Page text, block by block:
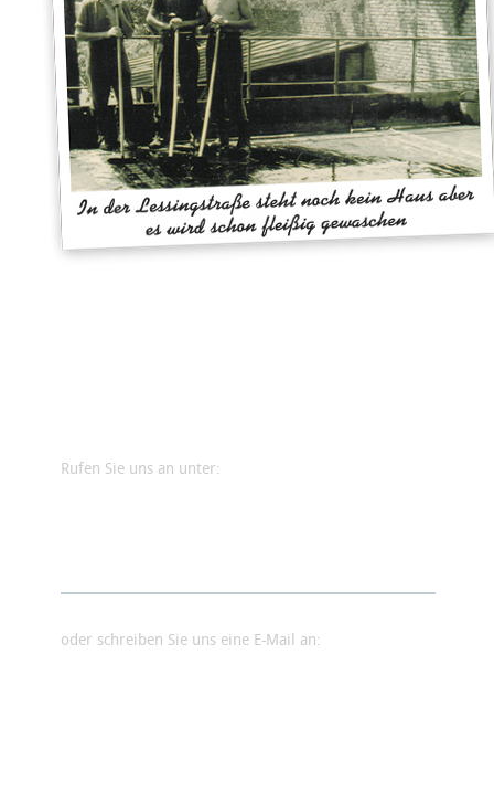
Rufen Sie uns an unter:
oder schreiben Sie uns eine E-Mail an: